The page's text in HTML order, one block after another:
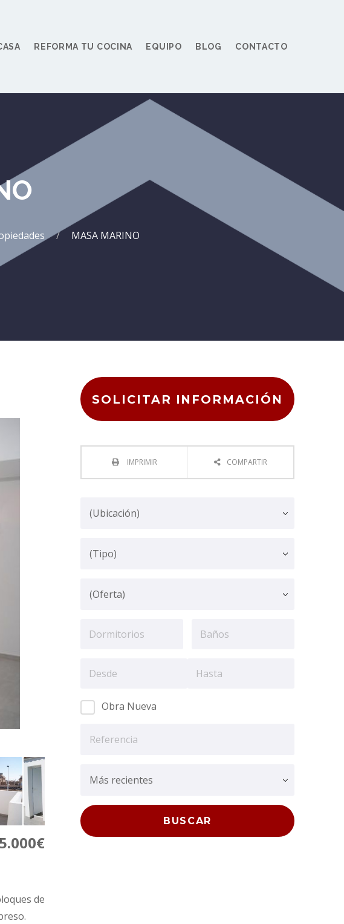
REFORMA TU COCINA EQUIPO BLOG CONTACTO
MASA MARINO
de
SOLICITAR INFORMACIÓN
IMPRIMIR COMPARTIR
Obra Nueva